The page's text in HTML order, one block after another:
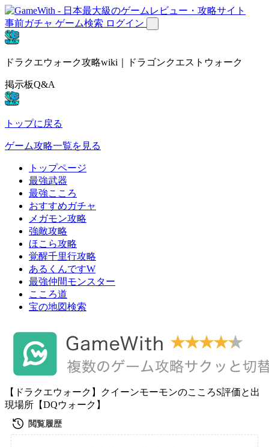
事前ガチャ ゲーム検索 ログイン
ドラクエウォーク攻略wiki｜ドラゴンクエストウォーク
掲示板Q&A
トップに戻る
ゲーム攻略一覧を見る
トップページ
最強武器
最強こころ
おすすめガチャ
メガモン攻略
強敵攻略
ほこら攻略
覚醒千里行攻略
あるくんですW
最強仲間モンスター
こころ道
宝の地図検索
【ドラクエウォーク】クイーンモーモンのこころS評価と出
現場所【DQウォーク】